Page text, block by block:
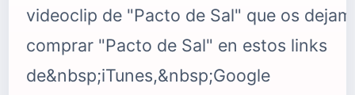
videoclip de "Pacto de Sal" que os
comprar "Pacto de Sal" en estos links
de&nbsp;iTunes,&nbsp;Google